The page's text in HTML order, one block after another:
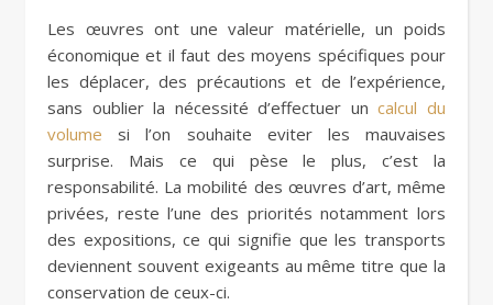
Les œuvres ont une valeur matérielle, un poids
économique et il faut des moyens spécifiques pour
les déplacer, des précautions et de l’expérience,
sans oublier la nécessité d’effectuer uncalcul du
volume si l’on souhaite eviter les mauvaises
surprise. Mais ce qui pèse le plus, c’est la
responsabilité. La mobilité des œuvres d’art, même
privées, reste l’une des priorités notamment lors
des expositions, ce qui signifie que les transports
deviennent souvent exigeants au même titre que la
conservation de ceux-ci.